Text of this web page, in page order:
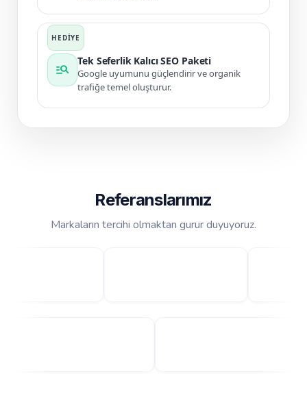
manage_search
Tek Seferlik Kalıcı SEO Paketi
Google uyumunu güçlendirir ve organik
trafiğe temel oluşturur.
Referanslarımız
Markaların tercihi olmaktan gurur duyuyoruz.